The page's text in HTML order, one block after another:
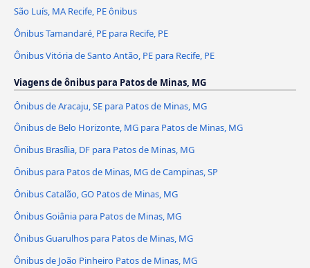
São Luís, MA Recife, PE ônibus
Ônibus Tamandaré, PE para Recife, PE
Ônibus Vitória de Santo Antão, PE para Recife, PE
Viagens de ônibus para Patos de Minas, MG
Ônibus de Aracaju, SE para Patos de Minas, MG
Ônibus de Belo Horizonte, MG para Patos de Minas, MG
Ônibus Brasília, DF para Patos de Minas, MG
Ônibus para Patos de Minas, MG de Campinas, SP
Ônibus Catalão, GO Patos de Minas, MG
Ônibus Goiânia para Patos de Minas, MG
Ônibus Guarulhos para Patos de Minas, MG
Ônibus de João Pinheiro Patos de Minas, MG